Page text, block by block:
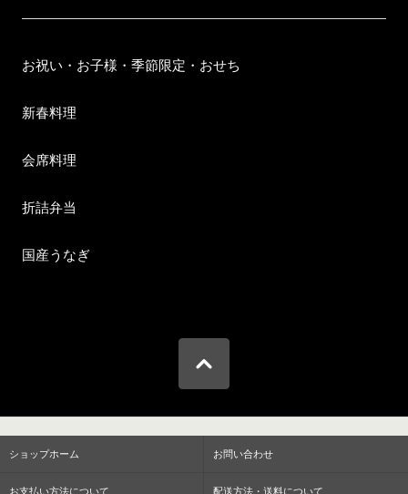
お祝い・お子様・季節限定・おせち
新春料理
会席料理
折詰弁当
国産うなぎ
ショップホーム お問い合わせ
お支払い方法について 配送方法・送料について